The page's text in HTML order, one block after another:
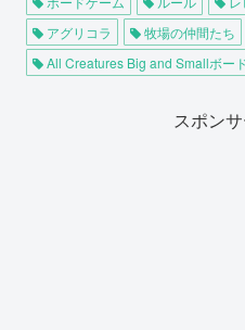
アグリコラ
牧場の仲間たち
All Creatures Big and Smallボー
スポン